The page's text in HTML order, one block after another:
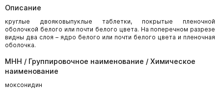
Описание
круглые двояковыпуклые таблетки, покрытые пленочной
оболочкой белого или почти белого цвета. На поперечном разрезе
видны два слоя – ядро белого или почти белого цвета и пленочная
оболочка.
МНН / Группировочное наименование / Химическое
наименование
моксонидин